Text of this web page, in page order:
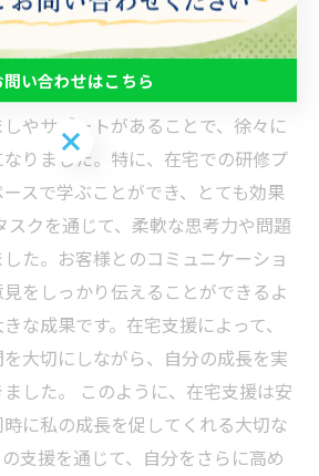
にとって特別な成長の機会でし
い環境での仕事に不安を感じてい
ッフの丁寧な指導が心の支えとなり
やサポートがあることで、徐々に
りました。特に、在宅での研修プ
スで学ぶことができ、とても効果
スクを通じて、柔軟な思考力や問題
た。お客様とのコミュニケーショ
をしっかり伝えることができるよ
な成果です。在宅支援によって、
大切にしながら、自分の成長を実
した。 このように、在宅支援は安
に私の成長を促してくれる大切な
支援を通じて、自分をさらに高め
問い合わせはこちら
問い合わせはこちら